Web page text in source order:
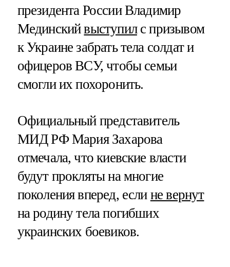
президента России Владимир
Мединскийвыступилс призывом
к Украине забрать тела солдат и
офицеров ВСУ, чтобы семьи
смогли их похоронить.
Официальный представитель
МИД РФ Мария Захарова
отмечала, что киевские власти
будут прокляты на многие
поколения вперед, если не вернут
на родину тела погибших
украинских боевиков.